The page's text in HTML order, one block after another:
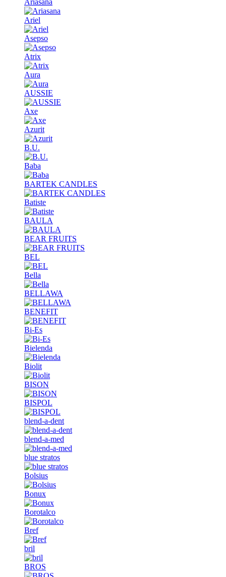
Ariasana
Ariel
Asepso
Atrix
Aura
AUSSIE
Axe
Azurit
B.U.
Baba
BARTEK CANDLES
Batiste
BAULA
BEAR FRUITS
BEL
Bella
BELLAWA
BENEFIT
Bi-Es
Bielenda
Biolit
BISON
BISPOL
blend-a-dent
blend-a-med
blue stratos
Bolsius
Bonux
Borotalco
Bref
bril
BROS